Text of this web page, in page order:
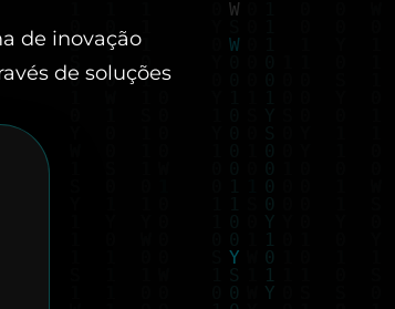
de inovação
de soluções